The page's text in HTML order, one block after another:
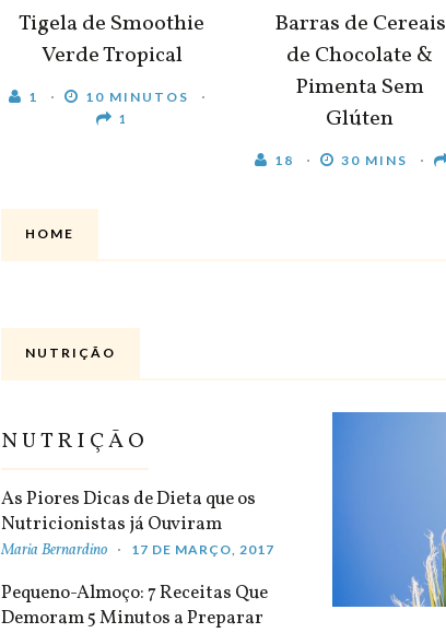
Tigela de Smoothie
Verde Tropical
1 10 MINUTOS
1
Barras de Cereais
de Chocolate &
Pimenta Sem
Glúten
18 30 MINS
HOME
NUTRIÇÃO
NUTRIÇÃO
As Piores Dicas de Dieta que os
Nutricionistas já Ouviram
Maria Bernardino 17 DE MARÇO, 2017
Pequeno-Almoço: 7 Receitas Que
Demoram 5 Minutos a Preparar